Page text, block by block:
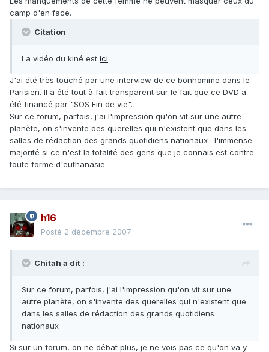
camp d'en face.
Citation
La vidéo du kiné est ici.
J'ai été très touché par une interview de ce bonhomme dans le
Parisien. Il a été tout à fait transparent sur le fait que ce DVD a
été financé par "SOS Fin de vie".
Sur ce forum, parfois, j'ai l'impression qu'on vit sur une autre
planète, on s'invente des querelles qui n'existent que dans les
salles de rédaction des grands quotidiens nationaux : l'immense
majorité si ce n'est la totalité des gens que je connais est contre
toute forme d'euthanasie.
h16
Posté 2 décembre 2007
Chitah a dit :
Sur ce forum, parfois, j'ai l'impression qu'on vit sur une
autre planète, on s'invente des querelles qui n'existent que
dans les salles de rédaction des grands quotidiens
nationaux
Si sur un forum, on ne débat plus, je ne vois pas ce qu'on va y